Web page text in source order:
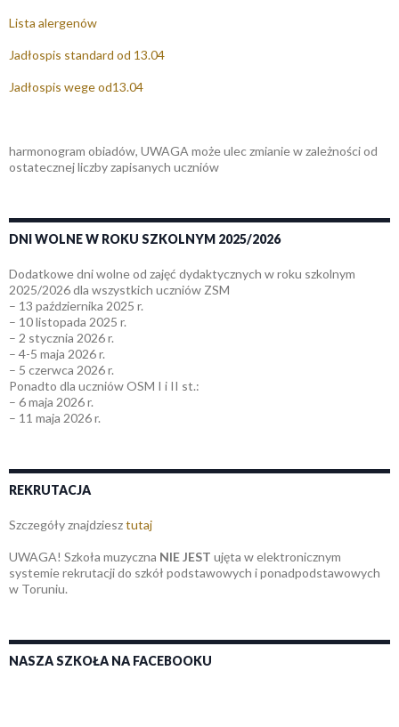
Lista alergenów
Jadłospis standard od 13.04
Jadłospis wege od13.04
harmonogram obiadów, UWAGA może ulec zmianie w zależności od
ostatecznej liczby zapisanych uczniów
DNI WOLNE W ROKU SZKOLNYM 2025/2026
Dodatkowe dni wolne od zajęć dydaktycznych w roku szkolnym
2025/2026 dla wszystkich uczniów ZSM
– 13 października 2025 r.
– 10 listopada 2025 r.
– 2 stycznia 2026 r.
– 4-5 maja 2026 r.
– 5 czerwca 2026 r.
Ponadto dla uczniów OSM I i II st.:
– 6 maja 2026 r.
– 11 maja 2026 r.
REKRUTACJA
Szczegóły znajdziesztutaj
UWAGA! Szkoła muzyczna NIE JEST ujęta w elektronicznym
systemie rekrutacji do szkół podstawowych i ponadpodstawowych
w Toruniu.
NASZA SZKOŁA NA FACEBOOKU